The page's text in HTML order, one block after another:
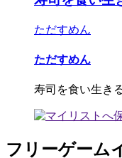
ただすめん
ただすめん
寿司を食い生き
フリーゲーム